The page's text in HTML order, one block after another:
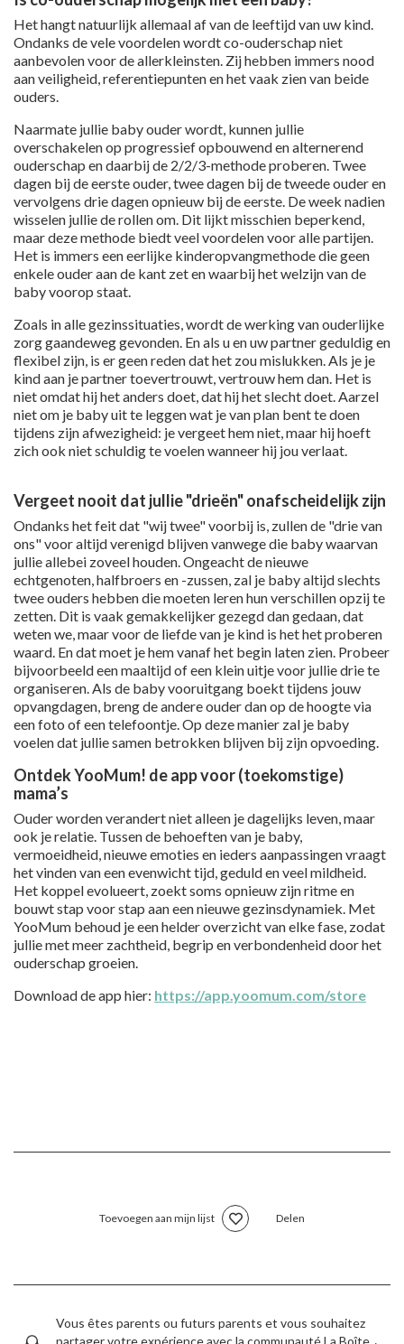
Het hangt natuurlijk allemaal af van de leeftijd van uw kind.
Ondanks de vele voordelen wordt co-ouderschap niet
aanbevolen voor de allerkleinsten. Zij hebben immers nood
aan veiligheid, referentiepunten en het vaak zien van beide
ouders.
Naarmate jullie baby ouder wordt, kunnen jullie
overschakelen op progressief opbouwend en alternerend
ouderschap en daarbij de 2/2/3-methode proberen. Twee
dagen bij de eerste ouder, twee dagen bij de tweede ouder en
vervolgens drie dagen opnieuw bij de eerste. De week nadien
wisselen jullie de rollen om. Dit lijkt misschien beperkend,
maar deze methode biedt veel voordelen voor alle partijen.
Het is immers een eerlijke kinderopvangmethode die geen
enkele ouder aan de kant zet en waarbij het welzijn van de
baby voorop staat.
Zoals in alle gezinssituaties, wordt de werking van ouderlijke
zorg gaandeweg gevonden. En als u en uw partner geduldig en
flexibel zijn, is er geen reden dat het zou mislukken. Als je je
kind aan je partner toevertrouwt, vertrouw hem dan. Het is
niet omdat hij het anders doet, dat hij het slecht doet. Aarzel
niet om je baby uit te leggen wat je van plan bent te doen
tijdens zijn afwezigheid: je vergeet hem niet, maar hij hoeft
zich ook niet schuldig te voelen wanneer hij jou verlaat.
Vergeet nooit dat jullie "drieën" onafscheidelijk zijn
Ondanks het feit dat "wij twee" voorbij is, zullen de "drie van
ons" voor altijd verenigd blijven vanwege die baby waarvan
jullie allebei zoveel houden. Ongeacht de nieuwe
echtgenoten, halfbroers en -zussen, zal je baby altijd slechts
twee ouders hebben die moeten leren hun verschillen opzij te
zetten. Dit is vaak gemakkelijker gezegd dan gedaan, dat
weten we, maar voor de liefde van je kind is het het proberen
waard. En dat moet je hem vanaf het begin laten zien. Probeer
bijvoorbeeld een maaltijd of een klein uitje voor jullie drie te
organiseren. Als de baby vooruitgang boekt tijdens jouw
opvangdagen, breng de andere ouder dan op de hoogte via
een foto of een telefoontje. Op deze manier zal je baby
voelen dat jullie samen betrokken blijven bij zijn opvoeding.
Ontdek YooMum! de app voor (toekomstige)
mama’s
Ouder worden verandert niet alleen je dagelijks leven, maar
ook je relatie. Tussen de behoeften van je baby,
vermoeidheid, nieuwe emoties en ieders aanpassingen vraagt
het vinden van een evenwicht tijd, geduld en veel mildheid.
Het koppel evolueert, zoekt soms opnieuw zijn ritme en
bouwt stap voor stap aan een nieuwe gezinsdynamiek. Met
YooMum behoud je een helder overzicht van elke fase, zodat
jullie met meer zachtheid, begrip en verbondenheid door het
ouderschap groeien.
Download de app hier: https://app.yoomum.com/store
Toevoegen aan mijn lijst Delen
Vous êtes parents ou futurs parents et vous souhaitez